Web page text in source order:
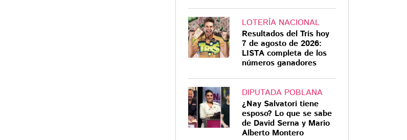
LOTERÍA NACIONAL
Resultados del Tris hoy
7 de agosto de 2026:
LISTA completa de los
números ganadores
DIPUTADA POBLANA
¿Nay Salvatori tiene
esposo? Lo que se sabe
de David Serna y Mario
Alberto Montero